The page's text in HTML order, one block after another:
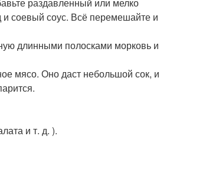
и соевый соус. Всё перемешайте и
длинными полосками морковь и
мясо. Оно даст небольшой сок, и
и т. д. ).